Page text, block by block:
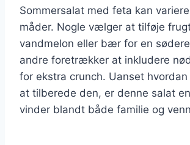
Sommersalat med feta kan
måder. Nogle vælger at tilføje
vandmelon eller bær for en
andre foretrækker at inkludere
for ekstra crunch. Uanset
at tilberede den, er denne salat
vinder blandt både familie og